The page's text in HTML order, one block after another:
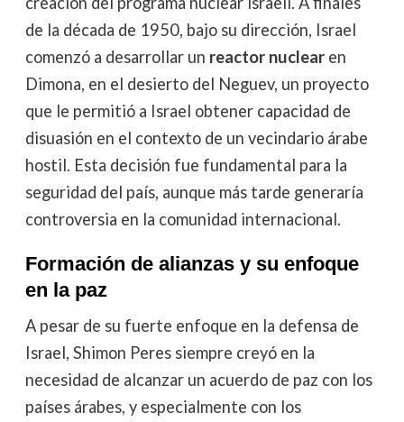
de la década de 1950, bajo su dirección, Israel
comenzó a desarrollar un reactor nuclearen
Dimona, en el desierto del Neguev, un proyecto
que le permitió a Israel obtener capacidad de
disuasión en el contexto de un vecindario árabe
hostil. Esta decisión fue fundamental para la
seguridad del país, aunque más tarde generaría
controversia en la comunidad internacional.
Formación de alianzas y su enfoque
en la paz
A pesar de su fuerte enfoque en la defensa de
Israel, Shimon Peres siempre creyó en la
necesidad de alcanzar un acuerdo de paz con los
países árabes, y especialmente con los